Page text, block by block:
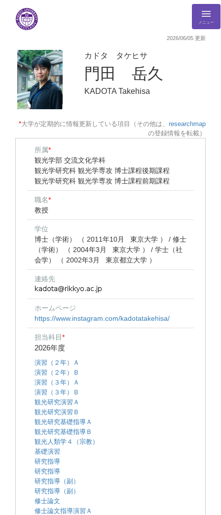
メニュー
2026/06/05 更新
カドタ タケヒサ
門田 岳久
KADOTA Takehisa
*大学が定期的に情報更新している項目（その他は、 researchmap
の登録情報を転載）
所属*
観光学部 交流文化学科
観光学研究科 観光学専攻 博士課程後期課程
観光学研究科 観光学専攻 博士課程前期課程
職名*
教授
学位
博士（学術） （ 2011年10月 東京大学 ） / 修士
（学術） （ 2004年3月 東京大学 ） / 学士（社
会学） （ 2002年3月 東京都立大学 ）
連絡先
ホームページ
https://www.instagram.com/kadotatakehisa/
担当科目*
2026年度
演習（２年）Ａ
演習（２年）Ｂ
演習（３年）Ａ
演習（３年）Ｂ
観光研究演習Ａ
観光研究演習Ｂ
観光研究基礎指導Ａ
観光研究基礎指導Ｂ
観光人類学４（宗教）
基礎演習
研究指導
研究指導
研究指導（副）
研究指導（副）
修士論文
修士論文指導演習Ａ